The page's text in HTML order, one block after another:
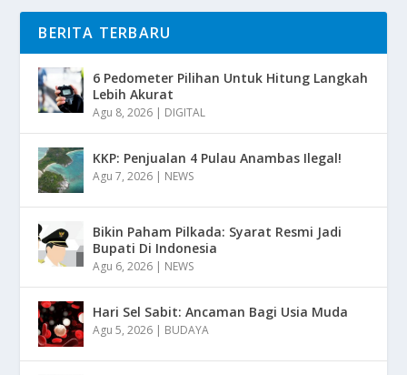
BERITA TERBARU
6 Pedometer Pilihan Untuk Hitung Langkah
Lebih Akurat
Agu 8, 2026 | DIGITAL
KKP: Penjualan 4 Pulau Anambas Ilegal!
Agu 7, 2026 | NEWS
Bikin Paham Pilkada: Syarat Resmi Jadi
Bupati Di Indonesia
Agu 6, 2026 | NEWS
Hari Sel Sabit: Ancaman Bagi Usia Muda
Agu 5, 2026 | BUDAYA